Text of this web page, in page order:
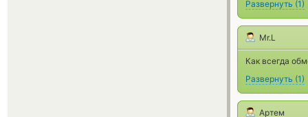
Развернуть (1)
Mr.L
Как всегда
Развернуть (1)
Артем